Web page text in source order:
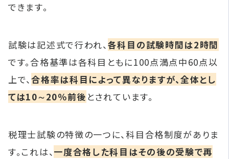
できます。
試験は記述式で行われ、各科目の試験時間は2時間
です。合格基準は各科目ともに100点満点中60点以
上で、合格率は科目によって異なりますが、全体とし
ては10∼20％前後 とされています。
税理士試験の特徴の一つに、科目合格制度がありま
す。これは、一度合格した科目はその後の受験で再